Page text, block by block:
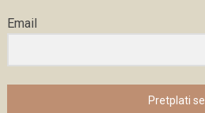
Email
Pretplati se